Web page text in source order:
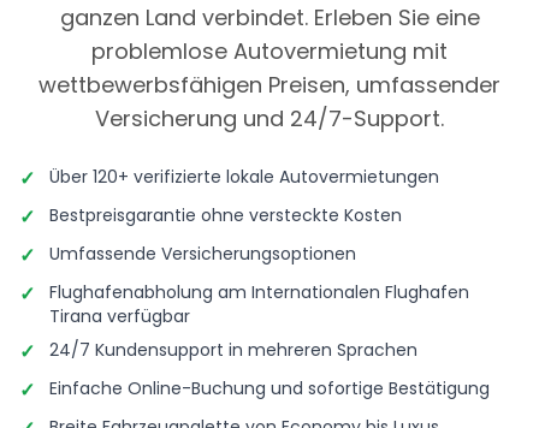
ganzen Land verbindet. Erleben Sie eine
problemlose Autovermietung mit
wettbewerbsfähigen Preisen, umfassender
Versicherung und 24/7-Support.
✓ Über 120+ verifizierte lokale Autovermietungen
✓ Bestpreisgarantie ohne versteckte Kosten
✓ Umfassende Versicherungsoptionen
✓
Flughafenabholung am Internationalen Flughafen
Tirana verfügbar
✓ 24/7 Kundensupport in mehreren Sprachen
✓ Einfache Online-Buchung und sofortige Bestätigung